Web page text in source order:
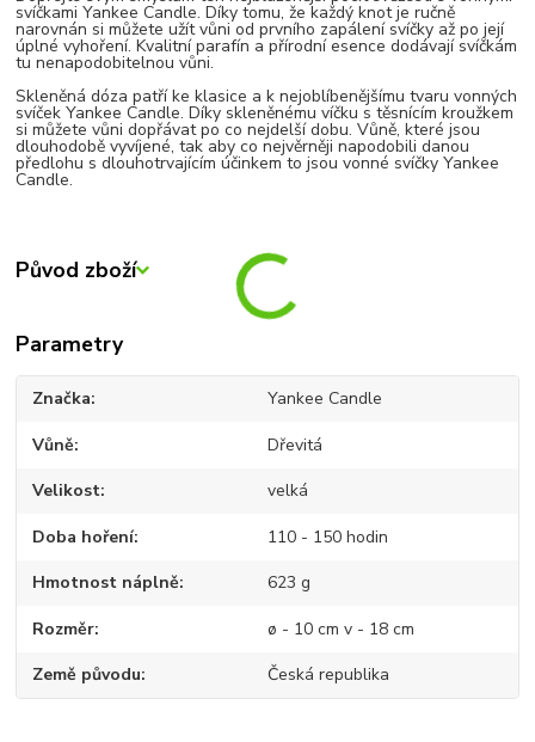
svíčkami Yankee Candle. Díky tomu, že každý knot je ručně
narovnán si můžete užít vůni od prvního zapálení svíčky až po její
úplné vyhoření. Kvalitní parafín a přírodní esence dodávají svíčkám
tu nenapodobitelnou vůni.
Skleněná dóza patří ke klasice a k nejoblíbenějšímu tvaru vonných
svíček Yankee Candle. Díky skleněnému víčku s těsnícím kroužkem
si můžete vůni dopřávat po co nejdelší dobu. Vůně, které jsou
dlouhodobě vyvíjené, tak aby co nejvěrněji napodobili danou
předlohu s dlouhotrvajícím účinkem to jsou vonné svíčky Yankee
Candle.
Původ zboží
Parametry
Značka Yankee Candle
Vůně Dřevitá
Velikost velká
Doba hoření 110 - 150 hodin
Hmotnost náplně 623 g
Rozměr ø - 10 cm v - 18 cm
Země původu Česká republika